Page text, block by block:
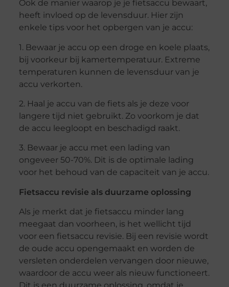
Ook de manier waarop je je fietsaccu bewaart,
heeft invloed op de levensduur. Hier zijn
enkele tips voor het opbergen van je accu:
1. Bewaar je accu op een droge en koele plaats,
bij voorkeur bij kamertemperatuur. Extreme
temperaturen kunnen de levensduur van je
accu verkorten.
2. Haal je accu van de fiets als je deze voor
langere tijd niet gebruikt. Zo voorkom je dat
de accu leegloopt en beschadigd raakt.
3. Bewaar je accu met een lading van
ongeveer 50-70%. Dit is de optimale lading
voor het behoud van de capaciteit van je accu.
Fietsaccu revisie als duurzame oplossing
Als je merkt dat je fietsaccu minder lang
meegaat dan voorheen, is het wellicht tijd
voor een fietsaccu revisie. Bij een revisie wordt
de oude accu opengemaakt en worden de
versleten onderdelen vervangen door nieuwe,
waardoor de accu weer als nieuw functioneert.